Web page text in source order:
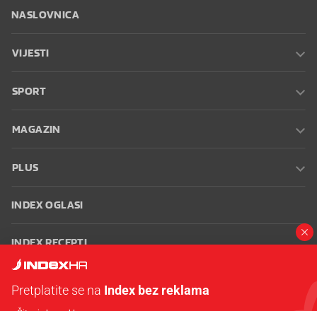
NASLOVNICA
VIJESTI
SPORT
MAGAZIN
PLUS
INDEX OGLASI
INDEX RECEPTI
Pretplatite se na Index bez reklama